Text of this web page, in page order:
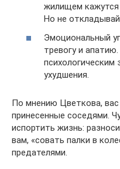
жилищем
Но не
Эмоциональный
тревогу и
ухудшения.
По мнению Цветкова,
принесенные соседями.
испортить жизнь:
вам, «совать палки в
предателями.